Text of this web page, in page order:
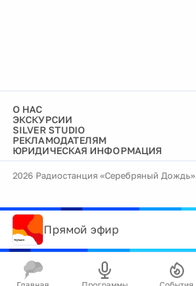
О НАС
ЭКСКУРСИИ
SILVER STUDIO
РЕКЛАМОДАТЕЛЯМ
ЮРИДИЧЕСКАЯ ИНФОРМАЦИЯ
2026 Радиостанция «Серебряный Дождь»
Прямой эфир
Главная Программы События